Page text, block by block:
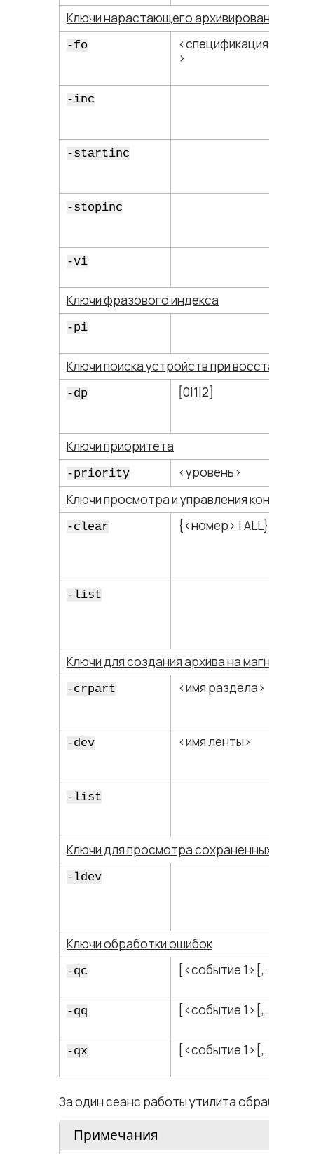
Ключи нарастающего архивирования
-fo
<​спецификация файла​
>
-inc
-startinc
-stopinc
-vi
Ключи фразового индекса
-pi
Ключи поиска устройств при
-dp [0|1|2]
Ключи приоритета
-priority
<​уровень​>
Ключи просмотра и управления
-clear {<​номер​> | ALL}
-list
Ключи для создания архива на магнитной
-crpart <​имя раздела​>
-dev <​имя ленты​>
-list
Ключи для просмотра сохраненных в
-ldev
Ключи обработки ошибок
-qc [<​событие 1​>[,…]]
-qq [<​событие 1​>[,…]]
-qx [<​событие 1​>[,…]]
За один сеанс работы утилита
Примечания